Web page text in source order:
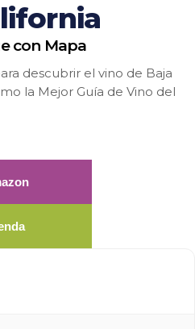
con Mapa
descubrir el vino de Baja
la Mejor Guía de Vino del